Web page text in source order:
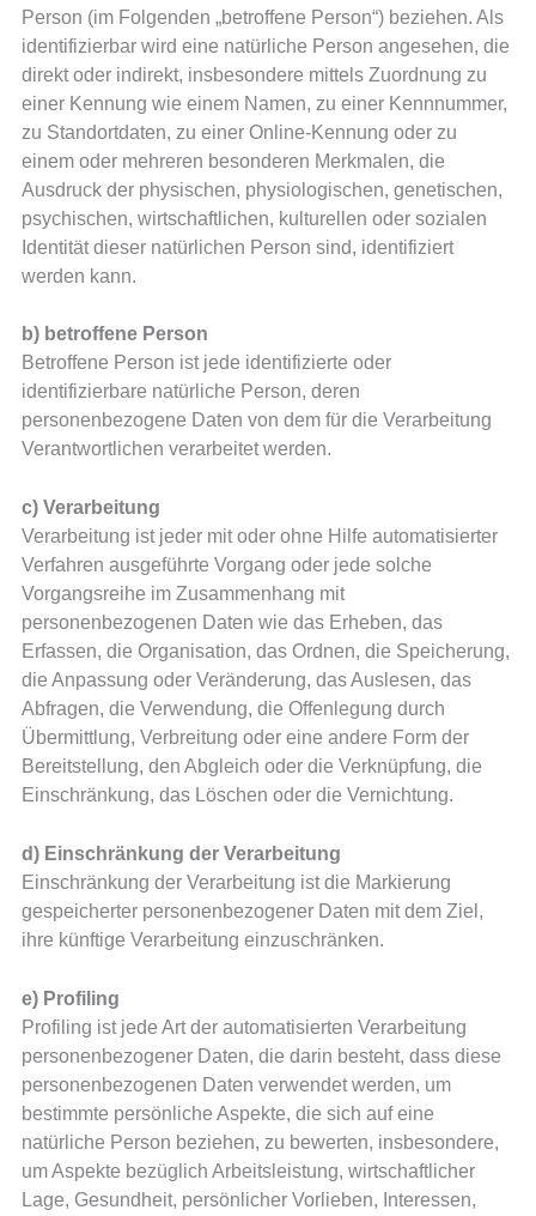
Person (im Folgenden „betroffene Person“) beziehen. Als
identifizierbar wird eine natürliche Person angesehen, die
direkt oder indirekt, insbesondere mittels Zuordnung zu
einer Kennung wie einem Namen, zu einer Kennnummer,
zu Standortdaten, zu einer Online-Kennung oder zu
einem oder mehreren besonderen Merkmalen, die
Ausdruck der physischen, physiologischen, genetischen,
psychischen, wirtschaftlichen, kulturellen oder sozialen
Identität dieser natürlichen Person sind, identifiziert
werden kann.
b) betroffene Person
Betroffene Person ist jede identifizierte oder
identifizierbare natürliche Person, deren
personenbezogene Daten von dem für die Verarbeitung
Verantwortlichen verarbeitet werden.
c) Verarbeitung
Verarbeitung ist jeder mit oder ohne Hilfe automatisierter
Verfahren ausgeführte Vorgang oder jede solche
Vorgangsreihe im Zusammenhang mit
personenbezogenen Daten wie das Erheben, das
Erfassen, die Organisation, das Ordnen, die Speicherung,
die Anpassung oder Veränderung, das Auslesen, das
Abfragen, die Verwendung, die Offenlegung durch
Übermittlung, Verbreitung oder eine andere Form der
Bereitstellung, den Abgleich oder die Verknüpfung, die
Einschränkung, das Löschen oder die Vernichtung.
d) Einschränkung der Verarbeitung
Einschränkung der Verarbeitung ist die Markierung
gespeicherter personenbezogener Daten mit dem Ziel,
ihre künftige Verarbeitung einzuschränken.
e) Profiling
Profiling ist jede Art der automatisierten Verarbeitung
personenbezogener Daten, die darin besteht, dass diese
personenbezogenen Daten verwendet werden, um
bestimmte persönliche Aspekte, die sich auf eine
natürliche Person beziehen, zu bewerten, insbesondere,
um Aspekte bezüglich Arbeitsleistung, wirtschaftlicher
Lage, Gesundheit, persönlicher Vorlieben, Interessen,